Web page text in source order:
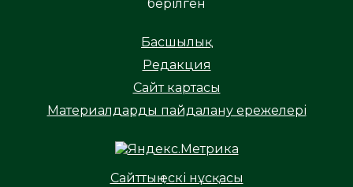
берілген
Басшылық
Редакция
Сайт картасы
Материалдарды пайдалану ережелері
Сайттың ескі нұсқасы